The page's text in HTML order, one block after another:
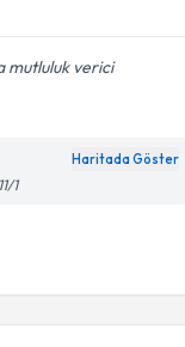
mutluluk verici
Haritada Göster
1